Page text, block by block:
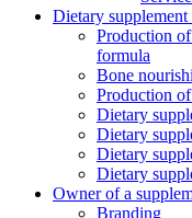
Dietary supplement
Production
formula
Bone
Production
Dietary
Dietary
Dietary
Dietary
Owner of a
Branding